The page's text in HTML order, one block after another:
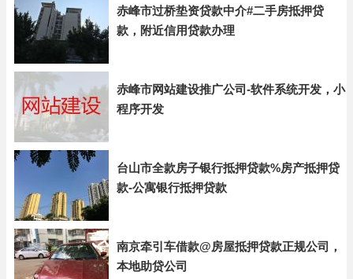
赤峰市过桥垫资贷款中介#二手房抵押贷
款，附近信用贷款办理
赤峰市网站建设推广公司-软件系统开发，小
程序开发
台山市全款房子银行抵押贷款%房产抵押贷
款-公寓银行抵押贷款
南京牵引车借款@房屋抵押贷款正规公司，
本地助贷公司